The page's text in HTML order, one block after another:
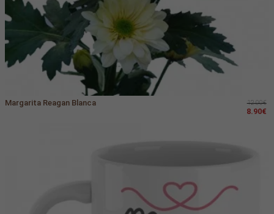
Margarita Reagan Blanca 12.00€
8.90€